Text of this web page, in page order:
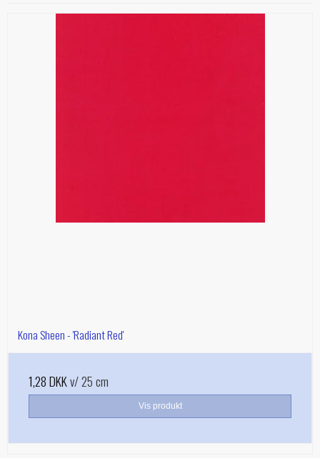
Kona Sheen - 'Radiant Red'
1,28 DKKv/ 25 cm
Vis produkt